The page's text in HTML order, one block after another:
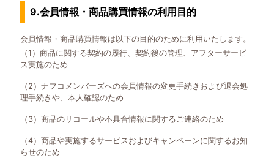
9.会員情報・商品購買情報の利用目的
会員情報・商品購買情報は以下の目的のために利用いたします。
（1）商品に関する契約の履行、契約後の管理、アフターサービ
ス実施のため
（2）ナフコメンバーズへの会員情報の変更手続きおよび退会処
理手続きや、本人確認のため
（3）商品のリコールや不具合情報に関するご連絡のため
（4）商品や実施するサービスおよびキャンペーンに関するお知
らせのため